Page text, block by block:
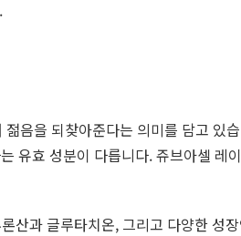
을 되찾아준다는 의미를 담고 있
유효 성분이 다릅니다. 쥬브아셀 레
과 글루타치온, 그리고 다양한 성